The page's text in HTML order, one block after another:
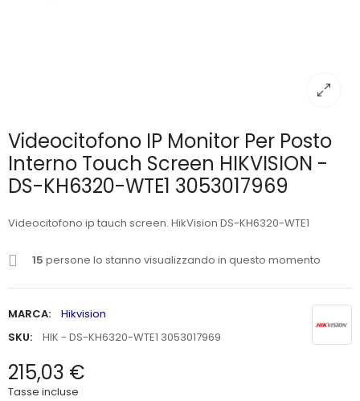
Videocitofono IP Monitor Per Posto
Interno Touch Screen HIKVISION -
DS-KH6320-WTE1 3053017969
Videocitofono ip tauch screen. HikVision DS-KH6320-WTE1
15 persone lo stanno visualizzando in questo momento
MARCA:
Hikvision
SKU:
HIK - DS-KH6320-WTE1 3053017969
215,03 €
Tasse incluse